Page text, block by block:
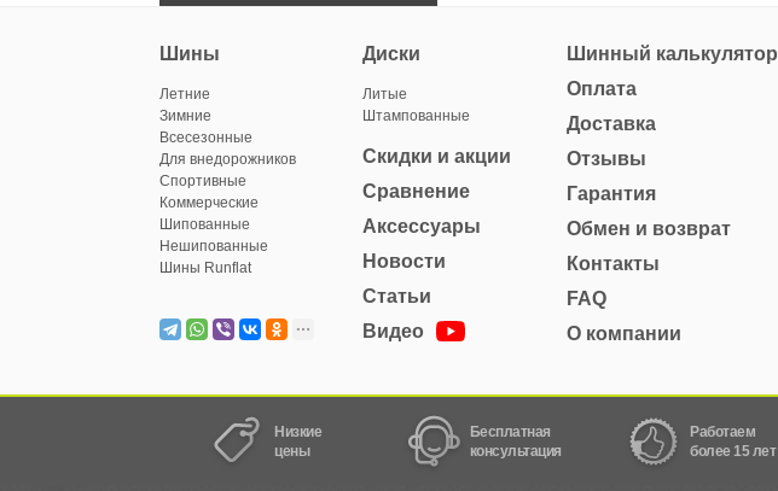
Шины
Летние
Зимние
Всесезонные
Для внедорожников
Спортивные
Коммерческие
Шипованные
Нешипованные
Шины Runflat
Диски
Литые
Штампованные
Скидки и акции
Сравнение
Аксессуары
Новости
Статьи
Видео
Шинный калькулятор
Оплата
Доставка
Отзывы
Гарантия
Обмен и возврат
Контакты
FAQ
О компании
Низкие
цены
Бесплатная
консультация
Работаем
более 15 лет